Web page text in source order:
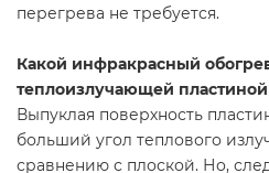
перегрева не требуется.
Какой инфракрасный
теплоизлучающей
Выпуклая поверхность
больший угол теплового
сравнению с плоской. Но,